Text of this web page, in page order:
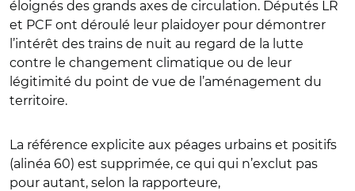
éloignés des grands axes de circulation. Députés LR
et PCF ont déroulé leur plaidoyer pour démontrer
l’intérêt des trains de nuit au regard de la lutte
contre le changement climatique ou de leur
légitimité du point de vue de l’aménagement du
territoire.
La référence explicite aux péages urbains et positifs
(alinéa 60) est supprimée, ce qui qui n’exclut pas
pour autant, selon la rapporteure,